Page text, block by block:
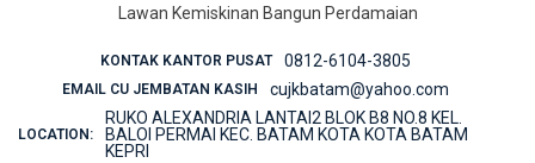
Lawan Kemiskinan Bangun Perdamaian
KONTAK KANTOR PUSAT 0812-6104-3805
EMAIL CU JEMBATAN KASIH cujkbatam@yahoo.com
LOCATION:
RUKO ALEXANDRIA LANTAI2 BLOK B8 NO.8 KEL.
BALOI PERMAI KEC. BATAM KOTA KOTA BATAM
KEPRI